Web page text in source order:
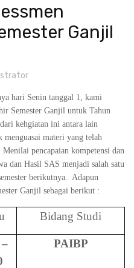
Ganjil
hari Senin tanggal 1, kami
Semester Ganjil untuk Tahun
kehgiatan ini antara lain
menguasai materi yang telah
pencapaian kompetensi dan
dan Hasil SAS menjadi salah satu
berikutnya. Adapun
Ganjil sebagai berikut :
Bidang Studi
PAIBP